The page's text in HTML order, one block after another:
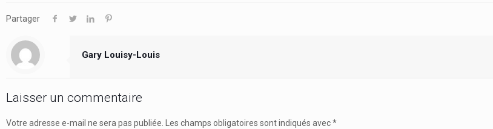
Partager
Gary Louisy-Louis
Laisser un commentaire
Votre adresse e-mail ne sera pas publiée. Les champs obligatoires sont indiqués avec*